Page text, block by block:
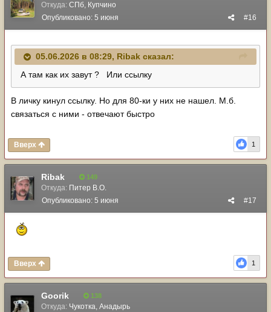
Откуда: СПб, Купчино
#16
Опубликовано: 5 июня
05.06.2026 в 08:29, Ribak сказал:
А там как их завут ? Или ссылку
В личку кинул ссылку. Но для 80-ки у них не нашел. М.б.
связаться с ними - отвечают быстро
1
Вверх
Ribak 149
Откуда: Питер В.О.
#17
Опубликовано: 5 июня
1
Вверх
Goorik 138
Откуда: Чукотка, Анадырь